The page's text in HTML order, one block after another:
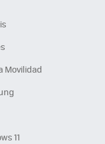
Movilidad
11